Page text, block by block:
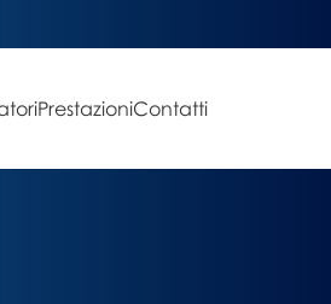
PrestazioniContatti